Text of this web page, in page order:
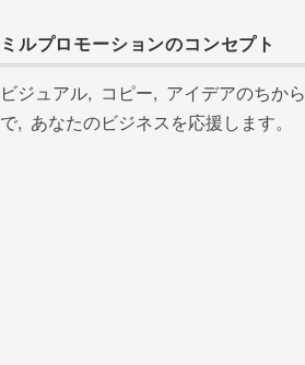
ミルプロモーションのコンセプト
ビジュアル, コピー, アイデアのちから
で, あなたのビジネスを応援します。